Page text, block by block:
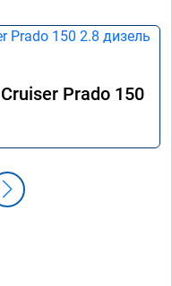
Prado 150